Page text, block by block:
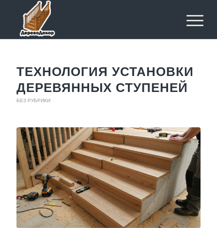
ТЕХНОЛОГИЯ УСТАНОВКИ
ДЕРЕВЯННЫХ СТУПЕНЕЙ
БЕЗ РУБРИКИ